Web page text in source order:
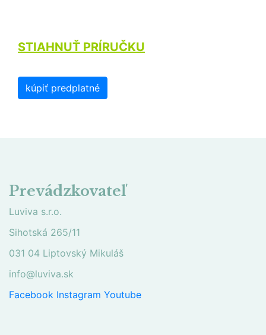
STIAHNUŤ PRÍRUČKU
kúpiť predplatné
Prevádzkovateľ
Luviva s.r.o.
Sihotská 265/11
031 04 Liptovský Mikuláš
info@luviva.sk
Facebook Instagram Youtube